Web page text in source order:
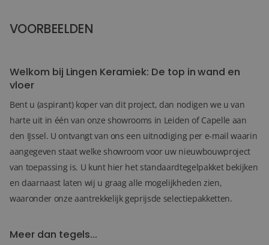
VOORBEELDEN
Welkom bij Lingen Keramiek: De top in wand en
vloer
Bent u (aspirant) koper van dit project, dan nodigen we u van
harte uit in één van onze showrooms in Leiden of Capelle aan
den IJssel. U ontvangt van ons een uitnodiging per e-mail waarin
aangegeven staat welke showroom voor uw nieuwbouwproject
van toepassing is. U kunt hier het standaardtegelpakket bekijken
en daarnaast laten wij u graag alle mogelijkheden zien,
waaronder onze aantrekkelijk geprijsde selectiepakketten.
Meer dan tegels...